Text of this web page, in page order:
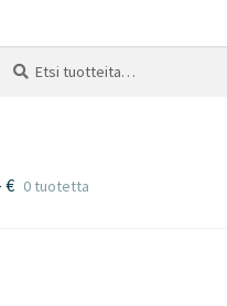
€ 0 tuotetta